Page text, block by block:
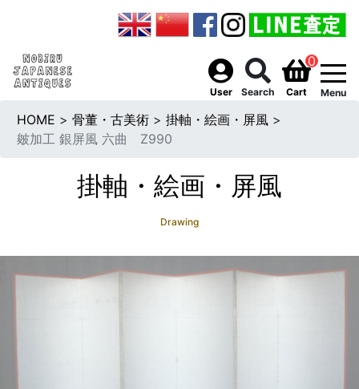
User Search
0
Cart Menu
HOME > 骨董・古美術 > 掛軸・絵画・屏風 >
皴加工 銀屏風 六曲 Z990
掛軸・絵画・屏風
Drawing